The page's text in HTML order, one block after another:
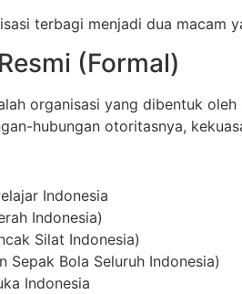
terbagi menjadi dua macam
(Formal)
organisasi yang dibentuk
hubungan otoritasnya,
Indonesia
Indonesia)
Silat Indonesia)
Sepak Bola Seluruh Indonesia)
Indonesia